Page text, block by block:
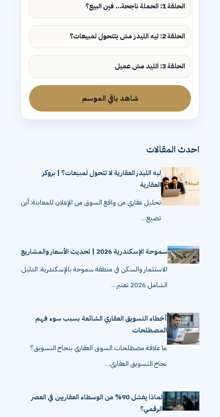
الحلقة 1: الحملة ناجحة... فين البيع؟
الحلقة 2: ليه الليدز مش بتتحول لمبيعات؟
الحلقة 3: الليد مش عميل
شاهد باقي الموسم
احدث المقالات
ليه الليدز العقارية لا تتحول لمبيعات؟ | بروكر
العقارية
تحليل عقاري من واقع السوق من الإعلان للمعاينة: أين
تضيع…
سموحة الإسكندرية 2026 | تحديث الأسعار والمشاريع
الاستثمار والسكن في منطقة سموحة بالإسكندرية: الدليل
الشامل 2026 تعتبر…
أخطاء التسويق العقاري الشائعة بسبب سوء فهم
المصطلحات
ما علاقة مصطلحات السوق العقاري بنجاح التسويق؟
نجاح التسويق العقاري…
لماذا يفشل 90% من الوسطاء العقاريين في العصر
الرقمي؟